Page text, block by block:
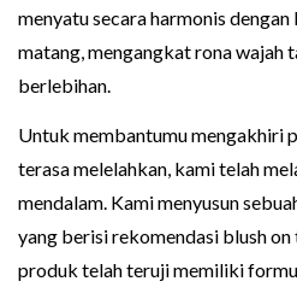
menyatu secara harmonis
matang, mengangkat rona wajah
berlebihan.
Untuk membantumu mengakhiri
terasa melelahkan, kami telah
mendalam. Kami menyusun
yang berisi rekomendasi blush
produk telah teruji memiliki